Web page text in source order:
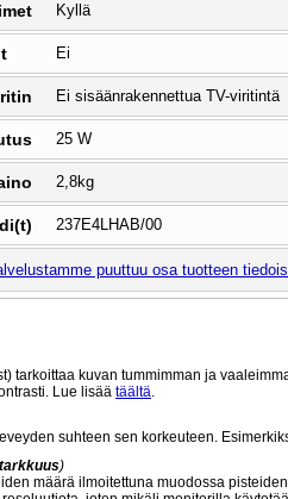
Kyllä
Ei
Ei sisäänrakennettua TV-viritintä
25 W
2,8kg
237E4LHAB/00
puuttuu osa tuotteen
tarkoittaa kuvan tummimman ja
Lue lisää täältä.
suhteen sen korkeuteen.
)
määrä ilmoitettuna muodossa